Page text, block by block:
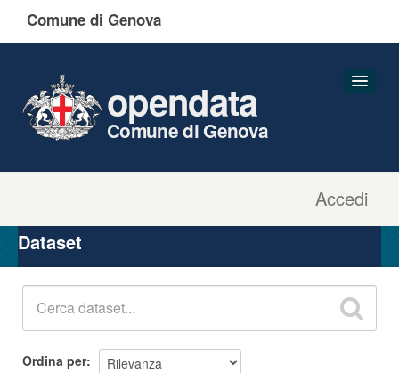
Comune di Genova
Accedi
opendata
Comune di Genova
Organizzazioni
Gruppi
Dataset
Ordina per